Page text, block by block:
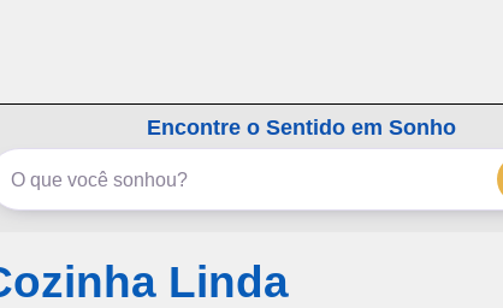
Encontre o Sentido em Sonho
Linda